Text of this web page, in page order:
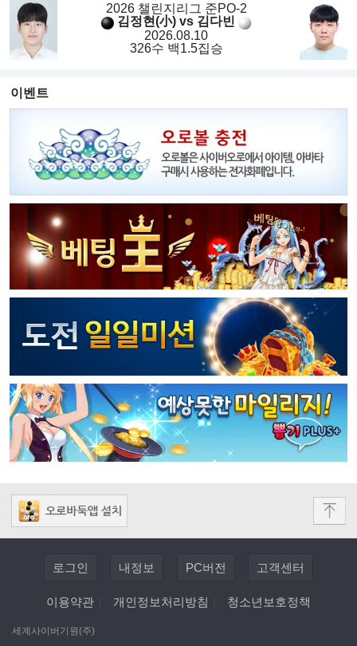
2026 챌린지리그 준PO-2
김정현(小) vs 김다빈
2026.08.10
326수 백1.5집승
이벤트
로그인 내정보 PC버전 고객센터
이용약관 개인정보처리방침 청소년보호정책
세계사이버기원(주)